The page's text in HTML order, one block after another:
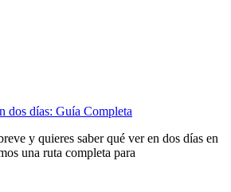
dos días: Guía Completa
y quieres saber qué ver en dos días en
una ruta completa para